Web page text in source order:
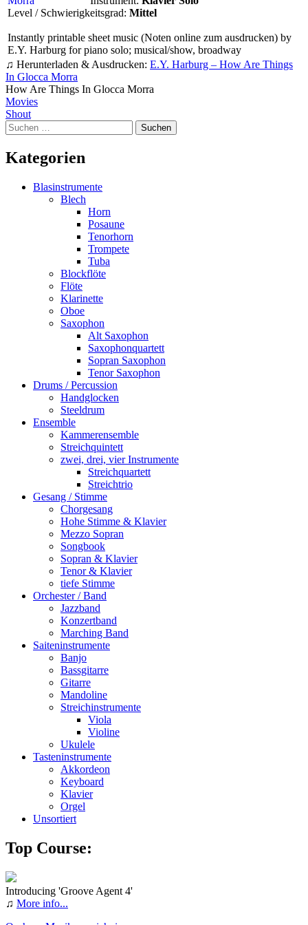
Level / Schwierigkeitsgrad: Mittel
Instantly printable sheet music (Noten online zum ausdrucken) by
E.Y. Harburg for piano solo; musical/show, broadway
♫ Herunterladen & Ausdrucken: E.Y. Harburg – How Are Things
In Glocca Morra
How Are Things In Glocca Morra
Beitragsnavigation
Movies
Shout
Suchen
nach:
Kategorien
Blasinstrumente
Blech
Horn
Posaune
Tenorhorn
Trompete
Tuba
Blockflöte
Flöte
Klarinette
Oboe
Saxophon
Alt Saxophon
Saxophonquartett
Sopran Saxophon
Tenor Saxophon
Drums / Percussion
Handglocken
Steeldrum
Ensemble
Kammerensemble
Streichquintett
zwei, drei, vier Instrumente
Streichquartett
Streichtrio
Gesang / Stimme
Chorgesang
Hohe Stimme & Klavier
Mezzo Sopran
Songbook
Sopran & Klavier
Tenor & Klavier
tiefe Stimme
Orchester / Band
Jazzband
Konzertband
Marching Band
Saiteninstrumente
Banjo
Bassgitarre
Gitarre
Mandoline
Streichinstrumente
Viola
Violine
Ukulele
Tasteninstrumente
Akkordeon
Keyboard
Klavier
Orgel
Unsortiert
Top Course:
Introducing 'Groove Agent 4'
♫ More info...